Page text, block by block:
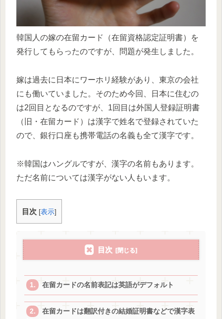
韓国人の嫁の在留カード（在留資格認定証明書）を
発行してもらったのですが、問題が発生しました。
嫁は過去に日本にワーホリ経験があり、東京の会社
にも働いていました。そのため今回、日本に住むの
は2回目となるのですが、1回目は外国人登録証明書
（旧・在留カード）は漢字で姓名で登録されていた
ので、銀行口座も携帯電話の名義も全て漢字です。
※韓国はハングルですが、漢字の名前もあります。
ただ名前については漢字がない人もいます。
目次 [表示]
目次
在留カードの名前表記は英語がデフォルト
在留カードは翻訳付きの結婚証明書などで漢字表